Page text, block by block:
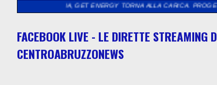
GET ENERGY TORNA ALLA CARICA. PROGETTO DI
FACEBOOK LIVE - LE DIRETTE STREAMING
CENTROABRUZZONEWS